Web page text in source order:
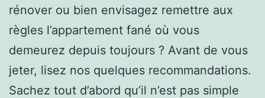
rénover ou bien envisagez remettre aux
règles l’appartement fané où vous
demeurez depuis toujours ? Avant de vous
jeter, lisez nos quelques recommandations.
Sachez tout d’abord qu’il n’est pas simple